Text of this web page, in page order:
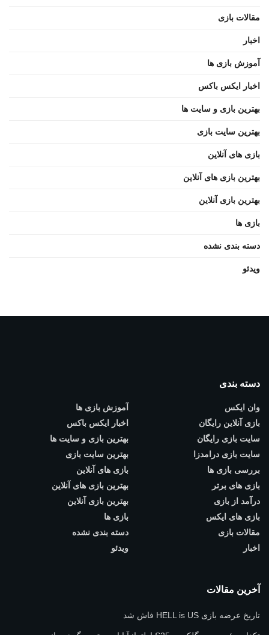
مقالات بازی
اخبار
آموزش بازی ها
اخبار ایکس باکس
بهترین بازی و سایت ها
بهترین سایت بازی
بازی های آنلاین
بهترین بازی های آنلاین
بهترین بازی آنلاین
بازی ها
دسته بندی نشده
ویدئو
دسته بندی
وان ایکس
بازی آنلاین رایگان
سایت بازی رایگان
سایت بازی درامدزا
بررسی بازی ها
بازی های برتر
درآمد از بازی
بازی های ایکس
مقالات بازی
اخبار
آموزش بازی ها
اخبار ایکس باکس
بهترین بازی و سایت ها
بهترین سایت بازی
بازی های آنلاین
بهترین بازی های آنلاین
بهترین بازی آنلاین
بازی ها
دسته بندی نشده
ویدئو
آخرین مقالات
تاریخ عرضه بازی HELL is US فاش شد